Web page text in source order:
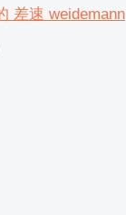
差速 weidemann